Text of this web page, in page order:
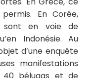
En Corée,
sont en voie de
Indonésie. Au
d’une enquête
manifestations